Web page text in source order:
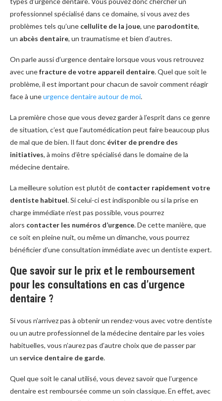
professionnel spécialisé dans ce domaine, si vous avez des
problèmes tels qu’une cellulite de la joue, une parodontite,
un abcès dentaire, un traumatisme et bien d’autres.
On parle aussi d’urgence dentaire lorsque vous vous retrouvez
avec unefracture de votre appareil dentaire. Quel que soit le
problème, il est important pour chacun de savoir comment réagir
face à uneurgence dentaire autour de moi.
La première chose que vous devez garder à l’esprit dans ce genre
de situation, c’est que l’automédication peut faire beaucoup plus
de mal que de bien. Il faut donc éviter de prendre des
initiatives, à moins d’être spécialisé dans le domaine de la
médecine dentaire.
La meilleure solution est plutôt de contacter rapidement votre
dentiste habituel. Si celui-ci est indisponible ou si la prise en
charge immédiate n’est pas possible, vous pourrez
alors contacter les numéros d’urgence. De cette manière, que
ce soit en pleine nuit, ou même un dimanche, vous pourrez
bénéficier d’une consultation immédiate avec un dentiste expert.
Que savoir sur le prix et le remboursement
pour les consultations en cas d’urgence
dentaire ?
Si vous n’arrivez pas à obtenir un rendez-vous avec votre dentiste
ou un autre professionnel de la médecine dentaire par les voies
habituelles, vous n’aurez pas d’autre choix que de passer par
un service dentaire de garde.
Quel que soit le canal utilisé, vous devez savoir que l’urgence
dentaire est remboursée comme un soin classique. En effet, avec